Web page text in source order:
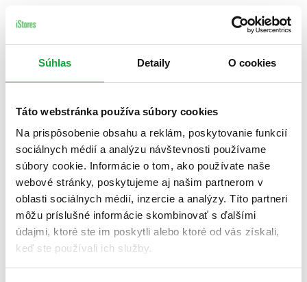
Súhlas Detaily O cookies
Táto webstránka používa súbory cookies
Na prispôsobenie obsahu a reklám, poskytovanie funkcií
sociálnych médií a analýzu návštevnosti používame
súbory cookie. Informácie o tom, ako používate naše
webové stránky, poskytujeme aj našim partnerom v
oblasti sociálnych médií, inzercie a analýzy. Títo partneri
môžu príslušné informácie skombinovať s ďalšími
údajmi, ktoré ste im poskytli alebo ktoré od vás získali,
keď ste používali ich služby.